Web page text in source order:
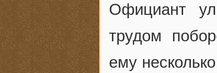
Официант
трудом
ему